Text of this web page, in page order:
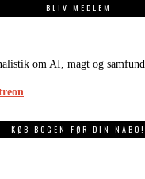
BLIV MEDLEM
om AI, magt og samfund.
KØB BOGEN FØR DIN NABO!